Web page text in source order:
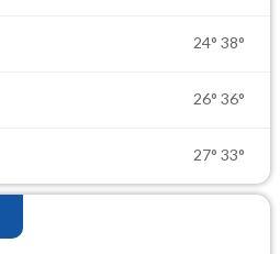
24° 38°
26° 36°
27° 33°